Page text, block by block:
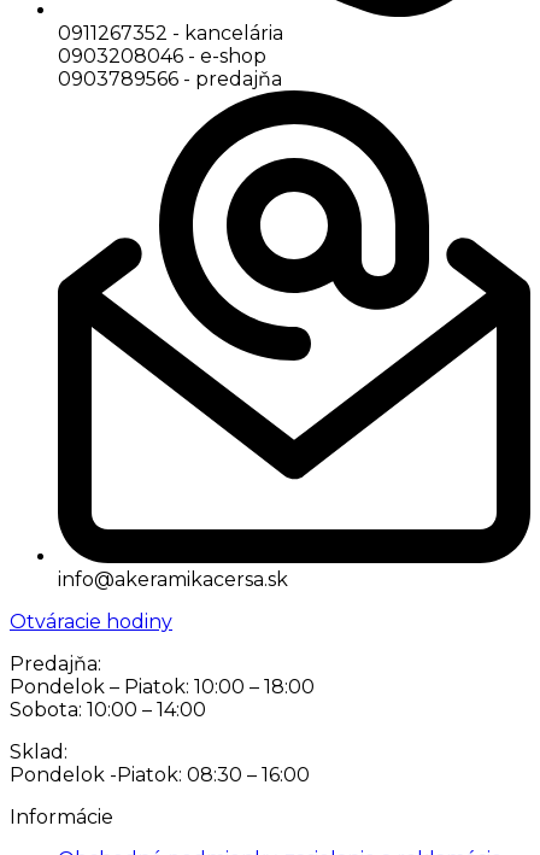
0911267352 - kancelária
0903208046 - e-shop
0903789566 - predajňa
info@akeramikacersa.sk
Otváracie hodiny
Predajňa:
Pondelok – Piatok: 10:00 – 18:00
Sobota: 10:00 – 14:00
Sklad:
Pondelok -Piatok: 08:30 – 16:00
Informácie